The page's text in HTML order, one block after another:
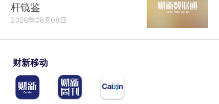
杆镜鉴
2026年08月08日
财新移动